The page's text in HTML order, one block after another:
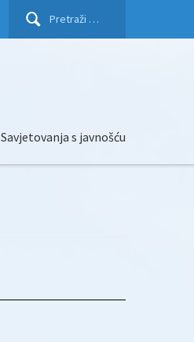
Pretraži:
Savjetovanja s javnošću